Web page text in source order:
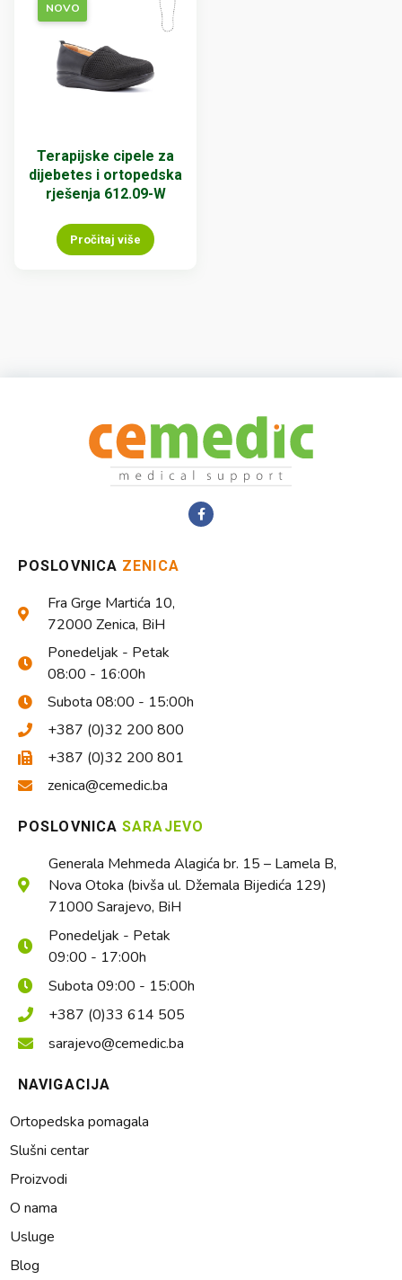
NOVO
Terapijske cipele za
dijebetes i ortopedska
rješenja 612.09-W
Pročitaj više
POSLOVNICA ZENICA
Fra Grge Martića 10,
72000 Zenica, BiH
Ponedeljak - Petak
08:00 - 16:00h
Subota 08:00 - 15:00h
+387 (0)32 200 800
+387 (0)32 200 801
zenica@cemedic.ba
POSLOVNICASARAJEVO
Generala Mehmeda Alagića br. 15 – Lamela B,
Nova Otoka (bivša ul. Džemala Bijedića 129)
71000 Sarajevo, BiH
Ponedeljak - Petak
09:00 - 17:00h
Subota 09:00 - 15:00h
+387 (0)33 614 505
sarajevo@cemedic.ba
NAVIGACIJA
Ortopedska pomagala
Slušni centar
Proizvodi
O nama
Usluge
Blog